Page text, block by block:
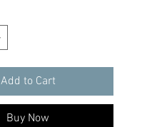
Add to Cart
Buy Now